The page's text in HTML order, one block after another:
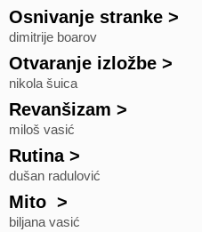
Osnivanje stranke >
dimitrije boarov
Otvaranje izložbe >
nikola šuica
Revanšizam >
miloš vasić
Rutina>
dušan radulović
Mito >
biljana vasić